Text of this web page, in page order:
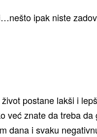
ipak niste
postane lakši i
već znate da treba
dana i svaku